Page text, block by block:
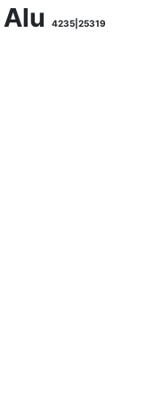
Alu 4235|25319